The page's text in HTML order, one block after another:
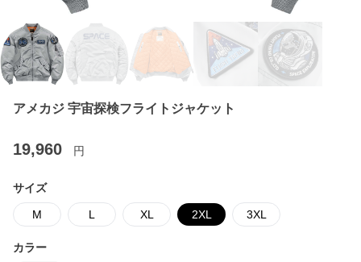
アメカジ 宇宙探検フライトジャケット
19,960 円
サイズ
M L XL 2XL 3XL
カラー